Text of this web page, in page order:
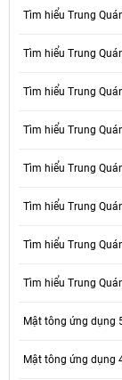
Tìm hiểu Trung
Tìm hiểu Trung
Tìm hiểu Trung
Tìm hiểu Trung
Tìm hiểu Trung
Tìm hiểu Trung
Tìm hiểu Trung
Tìm hiểu Trung
Mật tông ứng dụng
Mật tông ứng dụng